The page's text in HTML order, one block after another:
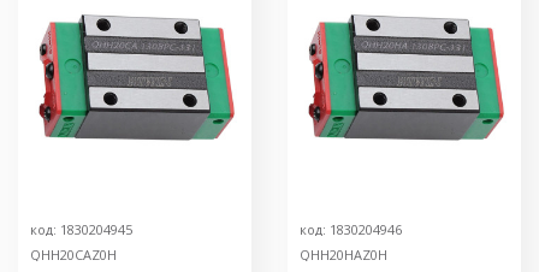
код: 1830204945
QHH20CAZ0H
код: 1830204946
QHH20HAZ0H